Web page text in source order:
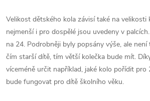
Velikost dětského kola závisí také na velikosti
nejmenší i pro dospělé jsou uvedeny v
na 24. Podrobněji byly popsány výše, ale
čím starší dítě, tím větší kolečka bude mít.
víceméně určit například, jaké kolo pořídit pro
bude fungovat pro dítě školního věku.